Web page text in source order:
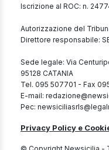
Iscrizione al ROC: n.
Autorizzazione del
Direttore responsabile:
Sede legale: Via
95128 CATANIA
Tel. 095 507701 - Fax
E-mail:
Pec:
Privacy Policy e